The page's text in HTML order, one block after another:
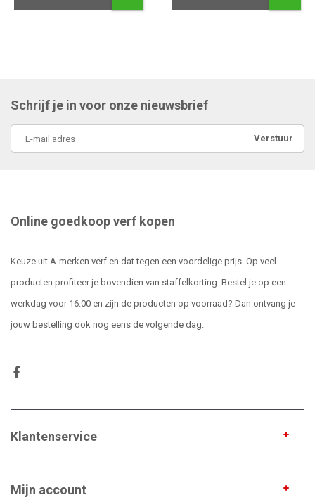
Schrijf je in voor onze nieuwsbrief
Verstuur
Online goedkoop verf kopen
Keuze uit A-merken verf en dat tegen een voordelige prijs. Op veel
producten profiteer je bovendien van staffelkorting. Bestel je op een
werkdag voor 16:00 en zijn de producten op voorraad? Dan ontvang je
jouw bestelling ook nog eens de volgende dag.
Klantenservice
Mijn account